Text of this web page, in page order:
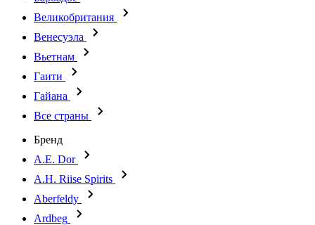
Великобритания
Венесуэла
Вьетнам
Гаити
Гайана
Все страны
Бренд
A.E. Dor
A.H. Riise Spirits
Aberfeldy
Ardbeg